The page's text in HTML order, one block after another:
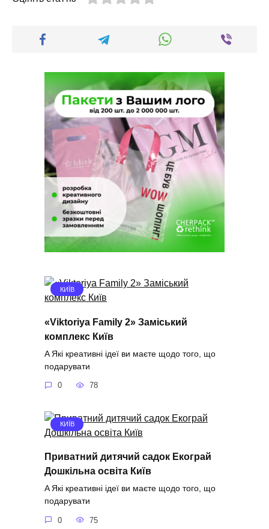
КИЇВ
«Viktoriya Family 2» Заміський
комплекс Київ
A Які креативні ідеї ви маєте щодо того, що
подарувати
0 78
КИЇВ
Приватний дитячий садок Екограй
Дошкільна освіта Київ
A Які креативні ідеї ви маєте щодо того, що
подарувати
0 75